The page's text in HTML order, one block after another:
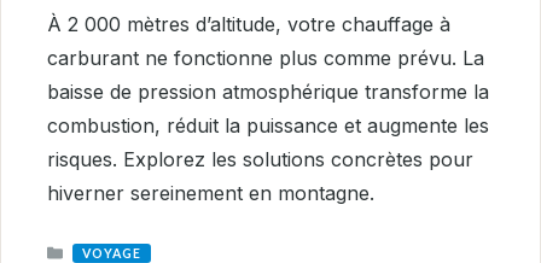
À 2 000 mètres d’altitude, votre chauffage à
carburant ne fonctionne plus comme prévu. La
baisse de pression atmosphérique transforme la
combustion, réduit la puissance et augmente les
risques. Explorez les solutions concrètes pour
hiverner sereinement en montagne.
CATEGORIES
VOYAGE